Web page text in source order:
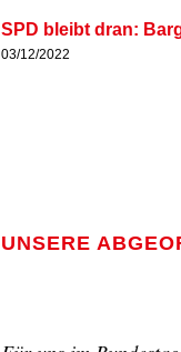
SPD bleibt dran:
03/12/2022
UNSE­RE